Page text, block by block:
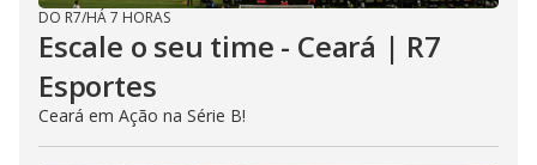
DO R7/HÁ 7 HORAS
Escale o seu time - Ceará | R7
Esportes
Ceará em Ação na Série B!